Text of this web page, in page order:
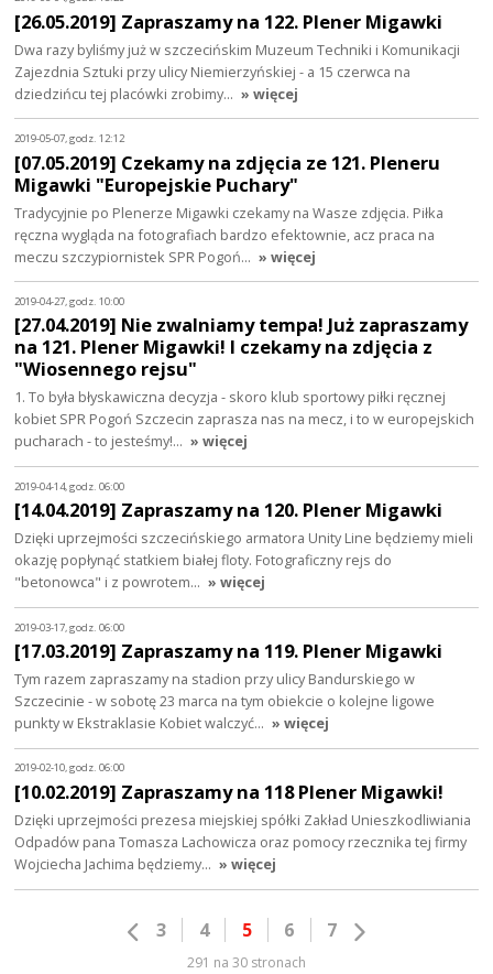
[26.05.2019] Zapraszamy na 122. Plener Migawki
Dwa razy byliśmy już w szczecińskim Muzeum Techniki i Komunikacji
Zajezdnia Sztuki przy ulicy Niemierzyńskiej - a 15 czerwca na
dziedzińcu tej placówki zrobimy… » więcej
2019-05-07, godz. 12:12
[07.05.2019] Czekamy na zdjęcia ze 121. Pleneru
Migawki "Europejskie Puchary"
Tradycyjnie po Plenerze Migawki czekamy na Wasze zdjęcia. Piłka
ręczna wygląda na fotografiach bardzo efektownie, acz praca na
meczu szczypiornistek SPR Pogoń… » więcej
2019-04-27, godz. 10:00
[27.04.2019] Nie zwalniamy tempa! Już zapraszamy
na 121. Plener Migawki! I czekamy na zdjęcia z
"Wiosennego rejsu"
1. To była błyskawiczna decyzja - skoro klub sportowy piłki ręcznej
kobiet SPR Pogoń Szczecin zaprasza nas na mecz, i to w europejskich
pucharach - to jesteśmy!… » więcej
2019-04-14, godz. 06:00
[14.04.2019] Zapraszamy na 120. Plener Migawki
Dzięki uprzejmości szczecińskiego armatora Unity Line będziemy mieli
okazję popłynąć statkiem białej floty. Fotograficzny rejs do
"betonowca" i z powrotem… » więcej
2019-03-17, godz. 06:00
[17.03.2019] Zapraszamy na 119. Plener Migawki
Tym razem zapraszamy na stadion przy ulicy Bandurskiego w
Szczecinie - w sobotę 23 marca na tym obiekcie o kolejne ligowe
punkty w Ekstraklasie Kobiet walczyć… » więcej
2019-02-10, godz. 06:00
[10.02.2019] Zapraszamy na 118 Plener Migawki!
Dzięki uprzejmości prezesa miejskiej spółki Zakład Unieszkodliwiania
Odpadów pana Tomasza Lachowicza oraz pomocy rzecznika tej firmy
Wojciecha Jachima będziemy… » więcej
3 4 5 6 7
291 na 30 stronach